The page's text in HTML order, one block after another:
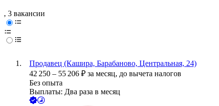
, 3 вакансии
Продавец (Кашира, Барабаново, Центральная, 24)
42 250 – 55 206 ₽ за месяц, до вычета налогов
Без опыта
Выплаты: Два раза в месяц